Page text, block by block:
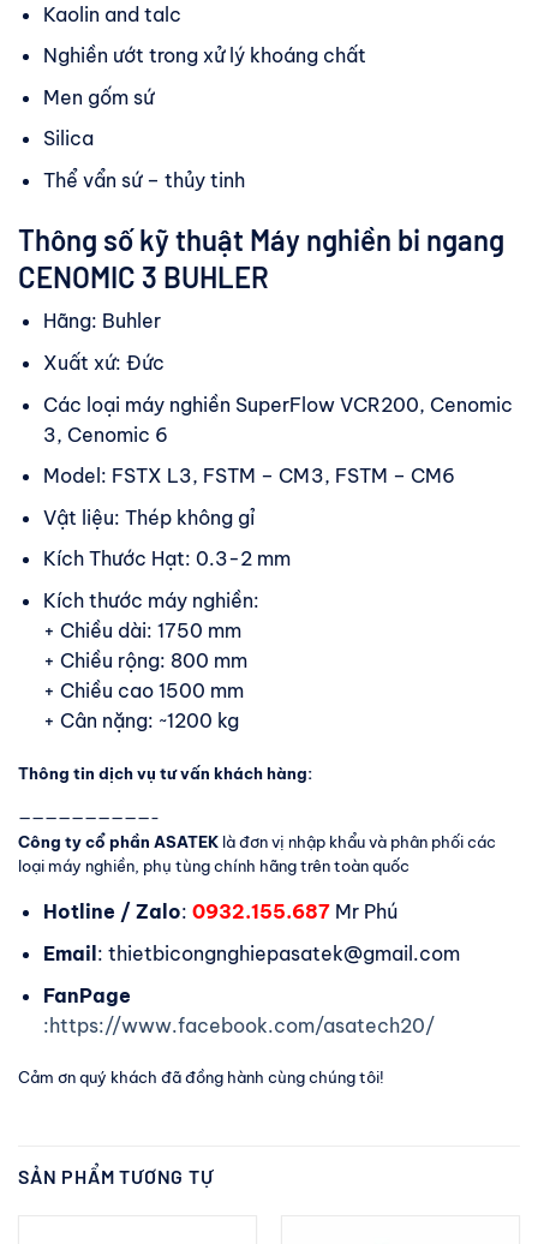
Kaolin and talc
Nghiền ướt trong xử lý khoáng chất
Men gốm sứ
Silica
Thể vẩn sứ – thủy tinh
Thông số kỹ thuật Máy nghiền bi ngang
CENOMIC 3 BUHLER
Hãng: Buhler
Xuất xứ: Đức
Các loại máy nghiền SuperFlow VCR200, Cenomic
3, Cenomic 6
Model: FSTX L3, FSTM – CM3, FSTM – CM6
Vật liệu: Thép không gỉ
Kích Thước Hạt: 0.3-2 mm
Kích thước máy nghiền:
+ Chiều dài: 1750 mm
+ Chiều rộng: 800 mm
+ Chiều cao 1500 mm
+ Cân nặng: ~1200 kg
Thông tin dịch vụ tư vấn khách hàng:
——————————-
Công ty cổ phần ASATEK là đơn vị nhập khẩu và phân phối các
loại máy nghiền, phụ tùng chính hãng trên toàn quốc
Hotline / Zalo: 0932.155.687Mr Phú
Email : thietbicongnghiepasatek@gmail.com
FanPage
:https://www.facebook.com/asatech20/
Cảm ơn quý khách đã đồng hành cùng chúng tôi!
SẢN PHẨM TƯƠNG TỰ